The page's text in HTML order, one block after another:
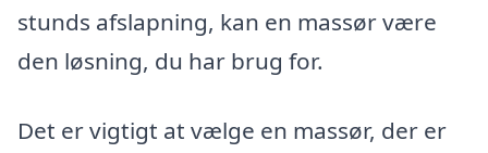
stunds afslapning, kan en massør være
den løsning, du har brug for.
Det er vigtigt at vælge en massør, der er